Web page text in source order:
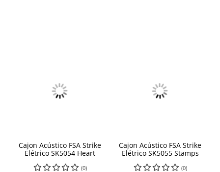
Cajon Acústico FSA Strike
Elétrico SK5054 Heart
(0)
Cajon Acústico FSA Strike
Elétrico SK5055 Stamps
(0)